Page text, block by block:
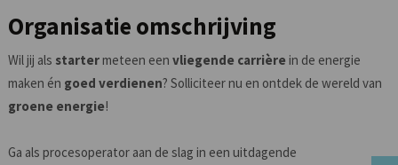
Organisatie omschrijving
Wil jij als startermeteen een vliegende carrière in de energie
maken én goed verdienen? Solliciteer nu en ontdek de wereld van
groene energie!
Ga als procesoperator aan de slag in een uitdagende